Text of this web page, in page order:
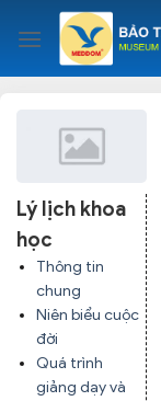
content
Lý lịch khoa
học
Thông tin
chung
Niên biểu cuộc
đời
Quá trình
giảng dạy và